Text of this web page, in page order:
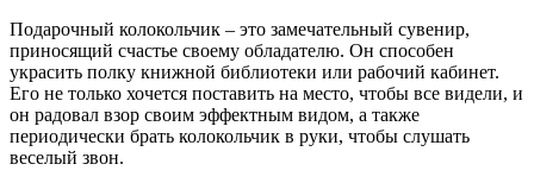
Подарочный колокольчик – это замечательный сувенир,
приносящий счастье своему обладателю. Он способен
украсить полку книжной библиотеки или рабочий кабинет.
Его не только хочется поставить на место, чтобы все видели, и
он радовал взор своим эффектным видом, а также
периодически брать колокольчик в руки, чтобы слушать
веселый звон.